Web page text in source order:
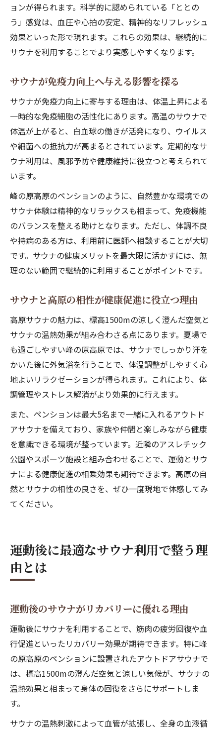
ョンが得られます。科学的に認められている「ととの
う」感覚は、血圧や心拍の安定、精神的なリフレッシュ
効果といった形で現れます。これらの効果は、継続的に
サウナを利用することでより実感しやすくなります。
サウナが免疫力向上へ与える影響を探る
サウナが免疫力向上に寄与する理由は、体温上昇による
一時的な免疫細胞の活性化にあります。高温のサウナで
体温が上がると、白血球の働きが活発になり、ウイルス
や細菌への抵抗力が高まるとされています。定期的なサ
ウナ利用は、風邪予防や健康維持に役立つと考えられて
います。
峰の原高原のペンションのように、自然豊かな環境での
サウナ体験は精神的なリラックスも相まって、免疫機能
のバランスを整える助けとなります。ただし、体調不良
や持病のある方は、利用前に医師へ相談することが大切
です。サウナの健康メリットを最大限に活かすには、無
理のない範囲で継続的に利用することがポイントです。
サウナと高原の相性が健康促進に役立つ理由
高原サウナの魅力は、標高1500mの涼しく澄んだ空気と
サウナの温熱効果が組み合わさる点にあります。夏場で
も過ごしやすい峰の原高原では、サウナでしっかり汗を
かいた後に外気浴を行うことで、体温調整がしやすく心
地よいリラクゼーションが得られます。これにより、体
調管理やストレス解消がより効果的に行えます。
また、ペンションは最大5名まで一緒に入れるアウトド
アサウナを備えており、家族や仲間と楽しみながら健康
を意識できる環境が整っています。近隣のアスレチック
公園やスポーツ施設と組み合わせることで、運動とサウ
ナによる健康促進の相乗効果も期待できます。高原の自
然とサウナの相性の良さを、ぜひ一度現地で体感してみ
てください。
運動後に最適なサウナ利用で整う理
由とは
運動後のサウナがリカバリーに優れる理由
運動後にサウナを利用することで、筋肉の疲労回復や血
行促進といったリカバリー効果が期待できます。特に峰
の原高原のペンションに設置されたアウトドアサウナで
は、標高1500mの澄んだ空気と涼しい気候が、サウナの
温熱効果と相まって身体の回復をさらにサポートしま
す。
サウナの温熱刺激によって血管が拡張し、全身の血液循